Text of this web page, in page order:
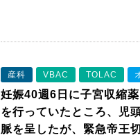
産科 VBAC TOLAC
妊娠40週6日に子宮収縮
を行っていたところ、児
脈を呈したが、緊急帝王